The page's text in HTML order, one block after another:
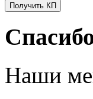
Получить КП
Наши